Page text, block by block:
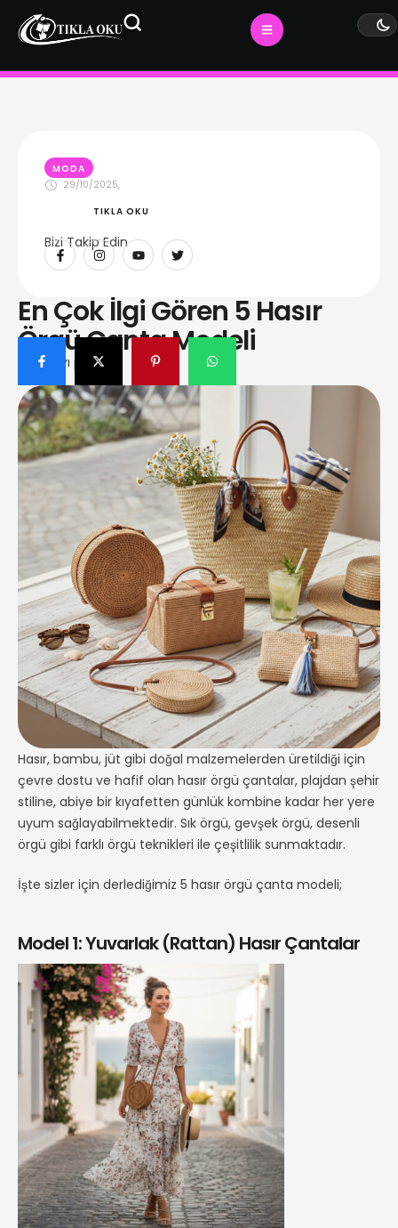
MODA
29/10/2025,
TIKLA OKU
Bizi Takip Edin
En Çok İlgi Gören 5 Hasır
Örgü Çanta Modeli
Bu yazıyı paylaş
Hasır, bambu, jüt gibi doğal malzemelerden üretildiği için
çevre dostu ve hafif olan hasır örgü çantalar, plajdan şehir
stiline, abiye bir kıyafetten günlük kombine kadar her yere
uyum sağlayabilmektedir. Sık örgü, gevşek örgü, desenli
örgü gibi farklı örgü teknikleri ile çeşitlilik sunmaktadır.
İşte sizler için derlediğimiz 5 hasır örgü çanta modeli;
Model 1: Yuvarlak (Rattan) Hasır Çantalar